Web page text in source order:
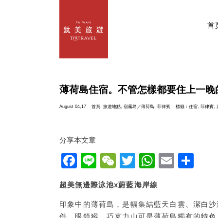
首
薄荷島住宿。不管怎樣都要住上一晚
August 04,17 首頁, 旅遊地點, 宿霧島／薄荷島, 菲律賓 標籤： 住宿, 菲律賓,
分享本文章
Facebook
LineWeChat
Twitter Email
超美無邊際泳池x蔚藍海岸線
印象中的薄荷島，是幅集結藍天白雲、潔白